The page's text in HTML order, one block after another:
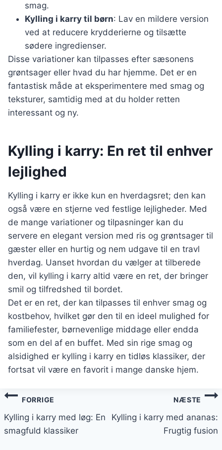
smag.
Kylling i karry til børn: Lav en mildere version
ved at reducere krydderierne og tilsætte
sødere ingredienser.
Disse variationer kan tilpasses efter sæsonens
grøntsager eller hvad du har hjemme. Det er en
fantastisk måde at eksperimentere med smag og
teksturer, samtidig med at du holder retten
interessant og ny.
Kylling i karry: En ret til enhver
lejlighed
Kylling i karry er ikke kun en hverdagsret; den kan
også være en stjerne ved festlige lejligheder. Med
de mange variationer og tilpasninger kan du
servere en elegant version med ris og grøntsager til
gæster eller en hurtig og nem udgave til en travl
hverdag. Uanset hvordan du vælger at tilberede
den, vil kylling i karry altid være en ret, der bringer
smil og tilfredshed til bordet.
Det er en ret, der kan tilpasses til enhver smag og
kostbehov, hvilket gør den til en ideel mulighed for
familiefester, børnevenlige middage eller endda
som en del af en buffet. Med sin rige smag og
alsidighed er kylling i karry en tidløs klassiker, der
fortsat vil være en favorit i mange danske hjem.
Indlægsnavigation
FORRIGE
Kylling i karry med løg: En
smagfuld klassiker
NÆSTE
Kylling i karry med ananas:
Frugtig fusion